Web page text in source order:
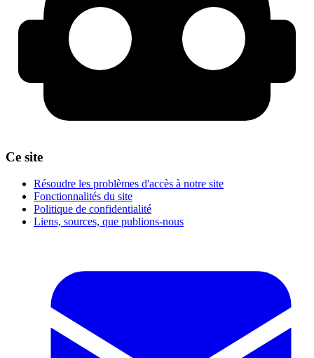
Ce site
Résoudre les problèmes d'accès à notre site
Fonctionnalités du site
Politique de confidentialité
Liens, sources, que publions-nous